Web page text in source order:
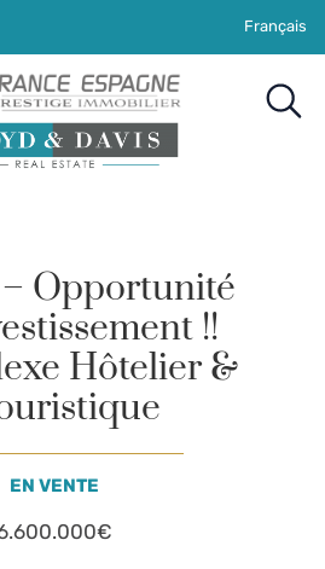
Français
Opportunité
!!
Hôtelier &
EN VENTE